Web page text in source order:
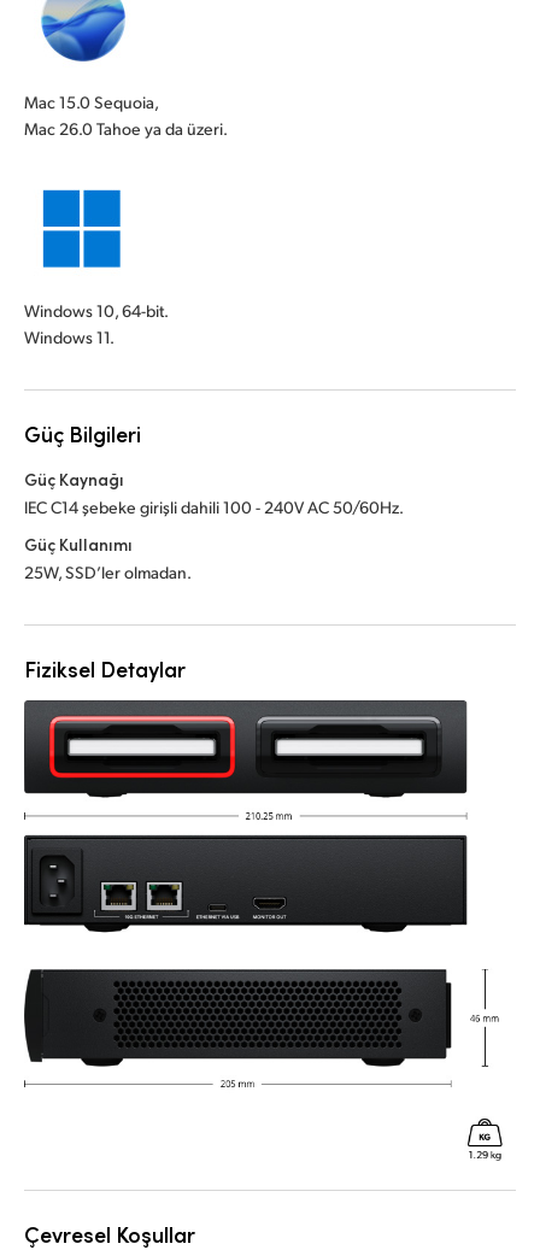
Mac 15.0 Sequoia,
Mac 26.0 Tahoe ya da üzeri.
Windows 10, 64-bit.
Windows 11.
Güç Bilgileri
Güç Kaynağı
IEC C14 şebeke girişli dahili 100 - 240V AC 50/60Hz.
Güç Kullanımı
25W, SSD’ler olmadan.
Fiziksel Detaylar
Çevresel Koşullar